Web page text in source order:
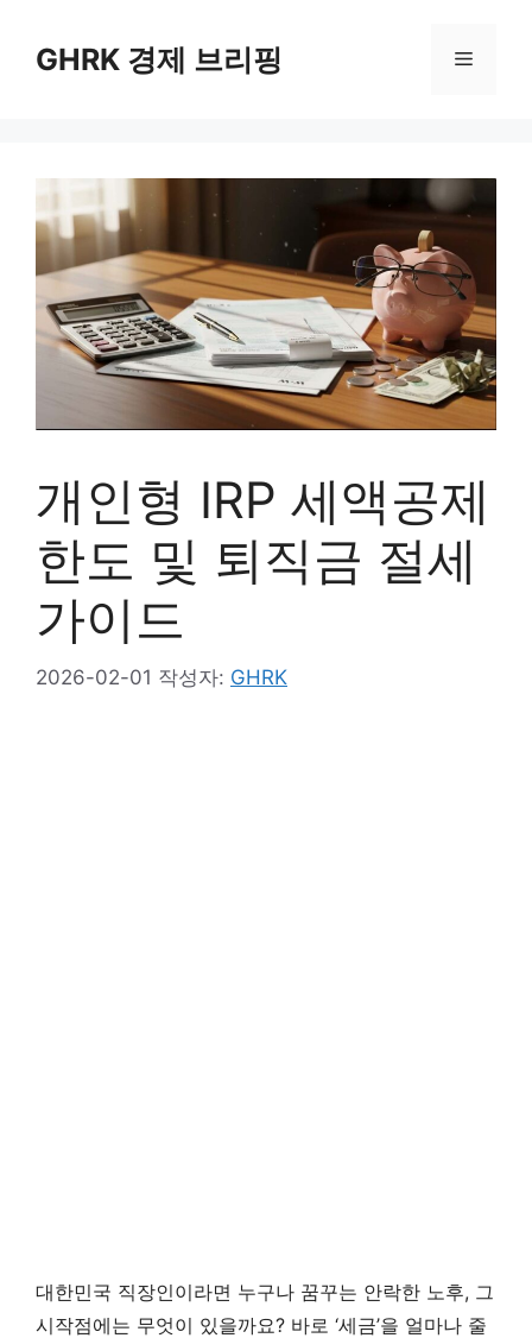
GHRK 경제 브리핑 메
개인형 IRP 세액공제
한도 및 퇴직금 절세
가이드
2026-02-01 작성자: GHRK
대한민국 직장인이라면 누구나 꿈꾸는 안락한 노후, 그
시작점에는 무엇이 있을까요? 바로 ‘세금’을 얼마나 줄